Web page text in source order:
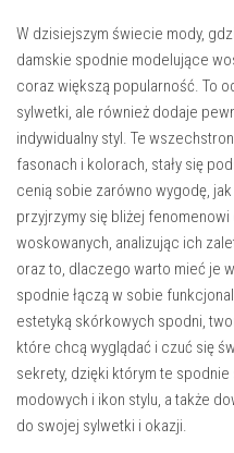
W dzisiejszym świecie mody,
damskie spodnie modelujące
coraz większą popularność. To
sylwetki, ale również dodaje
indywidualny styl. Te
fasonach i kolorach, stały się
cenią sobie zarówno wygodę,
przyjrzymy się bliżej
woskowanych, analizując ich
oraz to, dlaczego warto mieć je
spodnie łączą w sobie
estetyką skórkowych spodni,
które chcą wyglądać i czuć się
sekrety, dzięki którym te
modowych i ikon stylu, a także
do swojej sylwetki i okazji.